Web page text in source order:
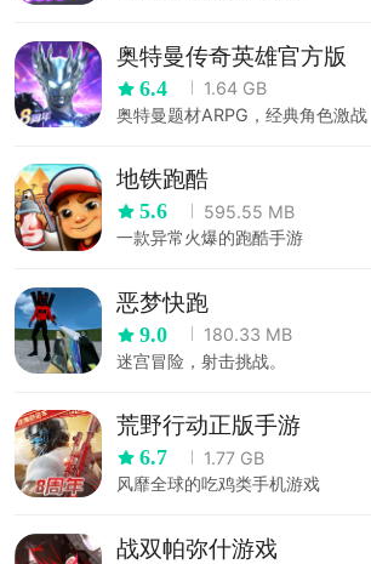
奥特曼传奇英雄官方版
6.4
1.64 GB
奥特曼题材ARPG，经典角色激战
地铁跑酷
5.6
595.55 MB
一款异常火爆的跑酷手游
恶梦快跑
9.0
180.33 MB
迷宫冒险，射击挑战。
荒野行动正版手游
6.7
1.77 GB
风靡全球的吃鸡类手机游戏
战双帕弥什游戏